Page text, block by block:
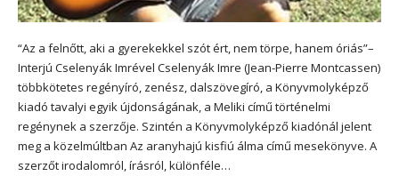
“Az a felnőtt, aki a gyerekekkel szót ért, nem törpe, hanem óriás”–
Interjú Cselenyák Imrével Cselenyák Imre (Jean-Pierre Montcassen)
többkötetes regényíró, zenész, dalszövegíró, a Könyvmolyképző
kiadó tavalyi egyik újdonságának, a Meliki című történelmi
regénynek a szerzője. Szintén a Könyvmolyképző kiadónál jelent
meg a közelmúltban Az aranyhajú kisfiú álma című mesekönyve. A
szerzőt irodalomról, írásról, különféle…